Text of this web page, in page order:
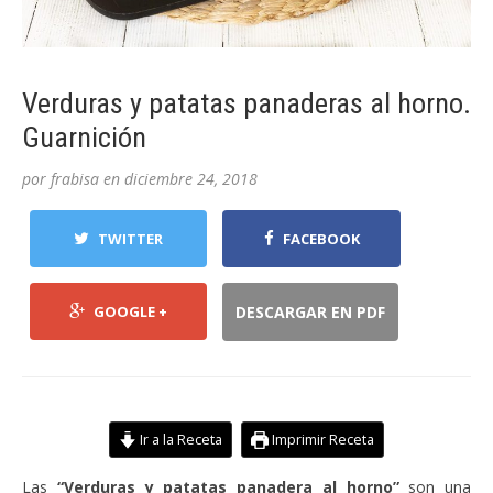
Verduras y patatas panaderas al horno.
Guarnición
por frabisa en diciembre 24, 2018
TWITTER FACEBOOK
GOOGLE + DESCARGAR EN PDF
Ir a la Receta Imprimir Receta
Las “Verduras y patatas panadera al horno”son una